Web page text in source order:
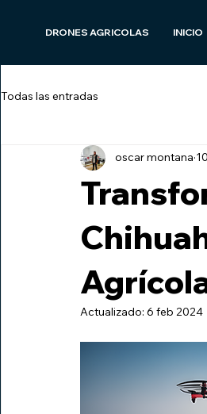
DRONES AGRICOLAS INICIO
Todas las entradas
oscar montana
Actualizado: 6 feb 2024